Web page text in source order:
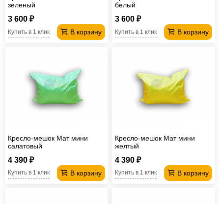
зеленый
3 600 ₽
В корзину
Купить в 1 клик
белый
3 600 ₽
В корзину
Купить в 1 клик
Кресло-мешок Мат мини
салатовый
4 390 ₽
В корзину
Купить в 1 клик
Кресло-мешок Мат мини
желтый
4 390 ₽
В корзину
Купить в 1 клик